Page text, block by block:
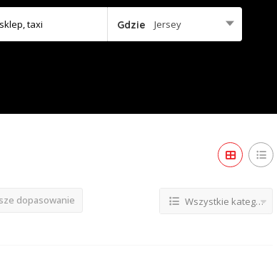
Gdzie Jersey
dopasowanie
Wszystkie kategorie